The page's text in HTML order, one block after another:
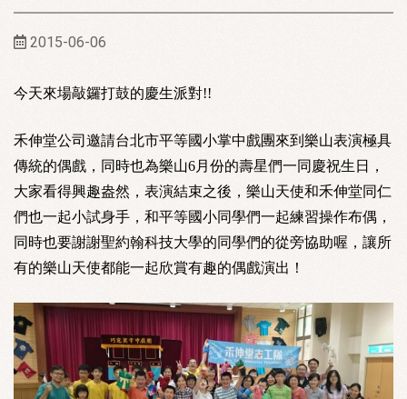
2015-06-06
今天來場敲鑼打鼓的慶生派對!!
禾伸堂公司邀請台北市平等國小掌中戲團來到樂山表演極具
傳統的偶戲，同時也為樂山6月份的壽星們一同慶祝生日，
大家看得興趣盎然，表演結束之後，樂山天使和禾伸堂同仁
們也一起小試身手，和平等國小同學們一起練習操作布偶，
同時也要謝謝聖約翰科技大學的同學們的從旁協助喔，讓所
有的樂山天使都能一起欣賞有趣的偶戲演出！